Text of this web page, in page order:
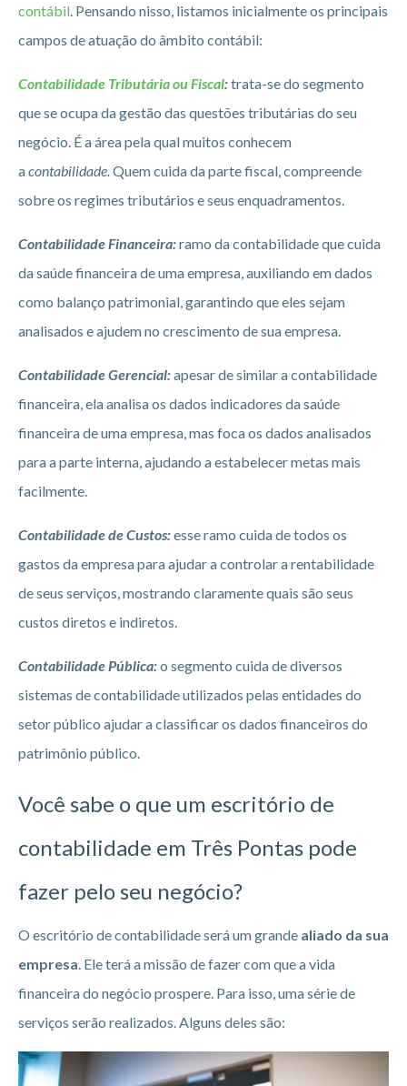
contábil. Pensando nisso, listamos inicialmente os principais
campos de atuação do âmbito contábil:
Contabilidade Tributária ou Fiscal:trata-se do segmento
que se ocupa da gestão das questões tributárias do seu
negócio. É a área pela qual muitos conhecem
acontabilidade.Quem cuida da parte fiscal, compreende
sobre os regimes tributários e seus enquadramentos.
Contabilidade Financeira:ramo da contabilidade que cuida
da saúde financeira de uma empresa, auxiliando em dados
como balanço patrimonial, garantindo que eles sejam
analisados e ajudem no crescimento de sua empresa.
Contabilidade Gerencial:apesar de similar a contabilidade
financeira, ela analisa os dados indicadores da saúde
financeira de uma empresa, mas foca os dados analisados
para a parte interna, ajudando a estabelecer metas mais
facilmente.
Contabilidade de Custos:esse ramo cuida de todos os
gastos da empresa para ajudar a controlar a rentabilidade
de seus serviços, mostrando claramente quais são seus
custos diretos e indiretos.
Contabilidade Pública:o segmento cuida de diversos
sistemas de contabilidade utilizados pelas entidades do
setor público ajudar a classificar os dados financeiros do
patrimônio público.
Você sabe o que um escritório de
contabilidade em Três Pontas pode
fazer pelo seu negócio?
O escritório de contabilidade será um grande aliado da sua
empresa. Ele terá a missão de fazer com que a vida
financeira do negócio prospere. Para isso, uma série de
serviços serão realizados. Alguns deles são: